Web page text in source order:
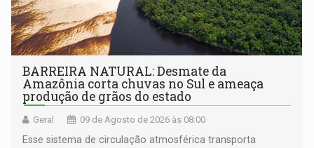
BARREIRA NATURAL: Desmate da
Amazônia corta chuvas no Sul e ameaça
produção de grãos do estado
Geral 09 de Agosto de 2026 às 08:00
Esse sistema de circulação atmosférica transporta